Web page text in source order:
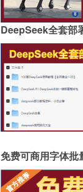
DeepSeek全套部
免费可商用字体批